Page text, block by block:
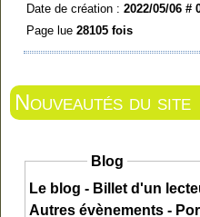
Date de création : 2022/05/06 #
Page lue 28105 fois
Nouveautés du site
Blog
Le blog - Billet d'un
Autres évènements -